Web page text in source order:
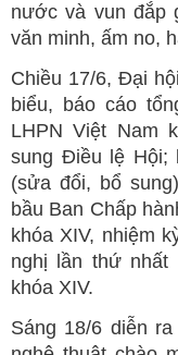
nước và vun đắp
văn minh, ấm no,
Chiều 17/6, Đại
biểu, báo cáo
LHPN Việt Nam
sung Điều lệ Hội;
(sửa đổi, bổ
bầu Ban Chấp
khóa XIV, nhiệm
nghị lần thứ nhất
khóa XIV.
Sáng 18/6 diễn